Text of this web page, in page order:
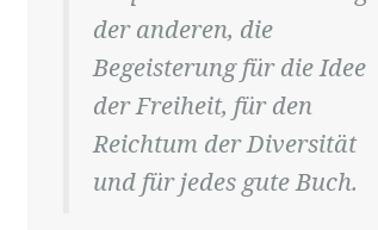
der anderen, die
Begeisterung für die Idee
der Freiheit, für den
Reichtum der Diversität
und für jedes gute Buch.